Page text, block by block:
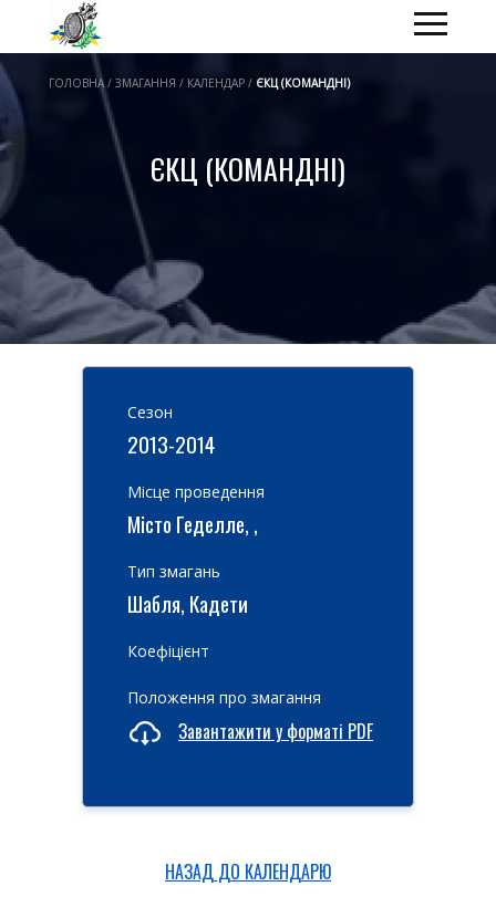
ГОЛОВНА / ЗМАГАННЯ / КАЛЕНДАР / ЄКЦ (КОМАНДНІ)
ЄКЦ (КОМАНДНІ)
Cезон
2013-2014
Місце проведення
Місто Геделле, ,
Тип змагань
Шабля, Кадети
Коефіцієнт
Положення про змагання
Завантажити у форматі PDF
НАЗАД ДО КАЛЕНДАРЮ